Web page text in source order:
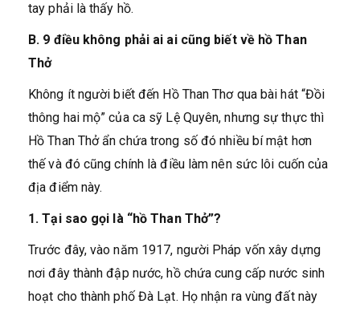
tay phải là thấy hồ.
B. 9 điều không phải ai ai cũng biết về hồ Than
Thở
Không ít người biết đến Hồ Than Thơ qua bài hát “Đồi
thông hai mộ” của ca sỹ Lệ Quyên, nhưng sự thực thì
Hồ Than Thở ẩn chứa trong số đó nhiều bí mật hơn
thế và đó cũng chính là điều làm nên sức lôi cuốn của
địa điểm này.
1. Tại sao gọi là “hồ Than Thở”?
Trước đây, vào năm 1917, người Pháp vốn xây dựng
nơi đây thành đập nước, hồ chứa cung cấp nước sinh
hoạt cho thành phố Đà Lạt. Họ nhận ra vùng đất này